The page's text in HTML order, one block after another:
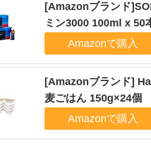
[Amazonブランド
ミン3000 100ml x 50
[Amazonブランド]
麦ごはん 150g×24個